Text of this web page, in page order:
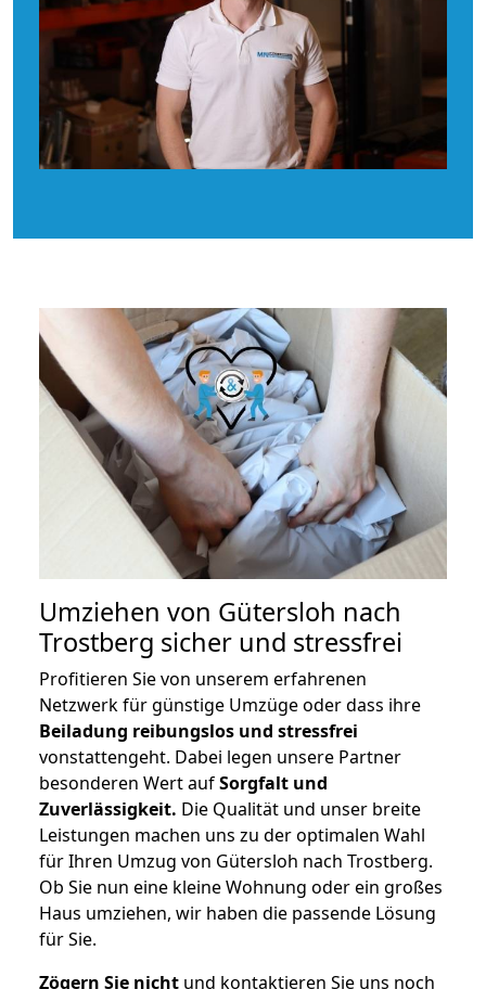
Umziehen von Gütersloh nach
Trostberg sicher und stressfrei
Profitieren Sie von unserem erfahrenen
Netzwerk für günstige Umzüge oder dass ihre
Beiladung reibungslos und stressfrei
vonstattengeht. Dabei legen unsere Partner
besonderen Wert aufSorgfalt und
Zuverlässigkeit. Die Qualität und unser breite
Leistungen machen uns zu der optimalen Wahl
für Ihren Umzug von Gütersloh nach Trostberg.
Ob Sie nun eine kleine Wohnung oder ein großes
Haus umziehen, wir haben die passende Lösung
für Sie.
Zögern Sie nicht und kontaktieren Sie uns noch